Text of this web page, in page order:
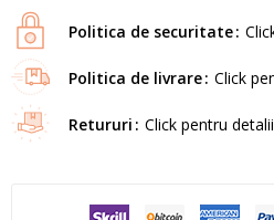
Politica de securitate
Politica de livrare Click
Retururi Click pentru detalii